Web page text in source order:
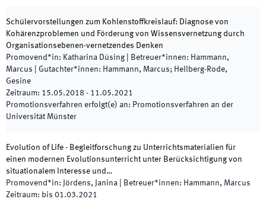
Schülervorstellungen zum Kohlenstoffkreislauf: Diagnose von
Kohärenzproblemen und Förderung von Wissensvernetzung durch
Organisationsebenen-vernetzendes Denken
Promovend*in: Katharina Düsing Betreuer*innen: Hammann,
Marcus
Gutachter*innen: Hammann, Marcus; Hellberg-Rode,
Gesine
Zeitraum: 15.05.2018 - 11.05.2021
Promotionsverfahren erfolgt(e) an: Promotionsverfahren an der
Universität Münster
Evolution of Life - Begleitforschung zu Unterrichtsmaterialien für
einen modernen Evolutionsunterricht unter Berücksichtigung von
situationalem Interesse und…
Promovend*in: Jördens, Janina Betreuer*innen: Hammann, Marcus
Zeitraum: bis 01.03.2021